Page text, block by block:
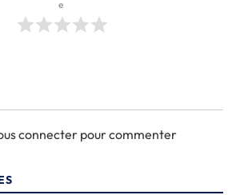
e
connecter pour commenter